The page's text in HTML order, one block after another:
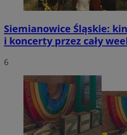
Siemianowice Śląskie:
i koncerty przez cały
6